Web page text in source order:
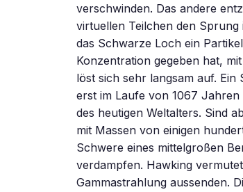
verschwinden. Das andere
virtuellen Teilchen den Sprung
das Schwarze Loch ein
Konzentration gegeben hat,
löst sich sehr langsam auf.
erst im Laufe von 1067 Jahren
des heutigen Weltalters. Sind
mit Massen von einigen
Schwere eines mittelgroßen
verdampfen. Hawking
Gammastrahlung aussenden.